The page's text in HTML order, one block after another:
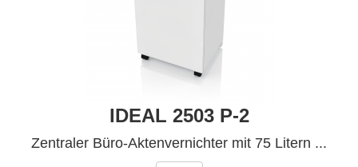
IDEAL 2503 P-2
Zentraler Büro-Aktenvernichter mit 75 Litern ...